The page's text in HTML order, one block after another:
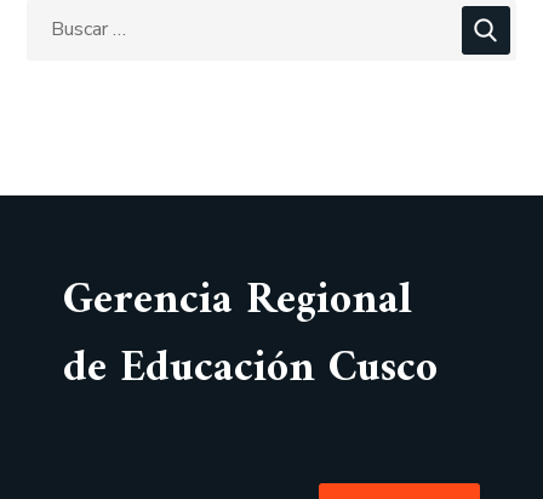
Gerencia Regional
de Educación Cusco